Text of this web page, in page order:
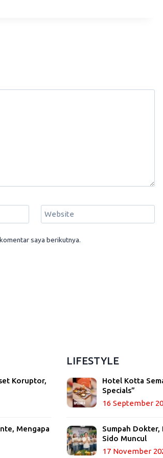
Website
saya berikutnya.
Koruptor,
Mengapa
LIFESTYLE
Hotel Kotta
Specials”
16 September
Sumpah Dokter,
Sido Muncul
17 November